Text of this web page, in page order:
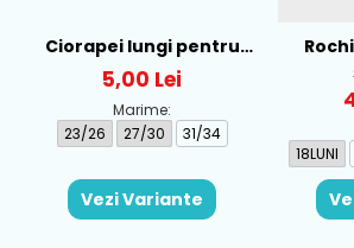
Ciorapei lungi pentru
fete cu personaj LOL -
52-34-315
5,00 Lei
Marime:
23/26
27/30 31/34
Vezi Variante
18LUNI